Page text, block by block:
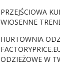
PRZEJŚCIOWA
WIOSENNE
HURTOWNIA
ODZIEŻOWE W